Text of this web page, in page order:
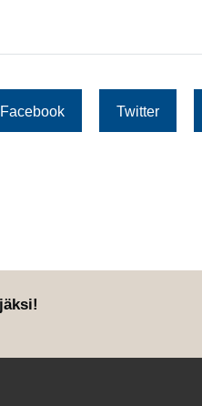
Facebook Twitter